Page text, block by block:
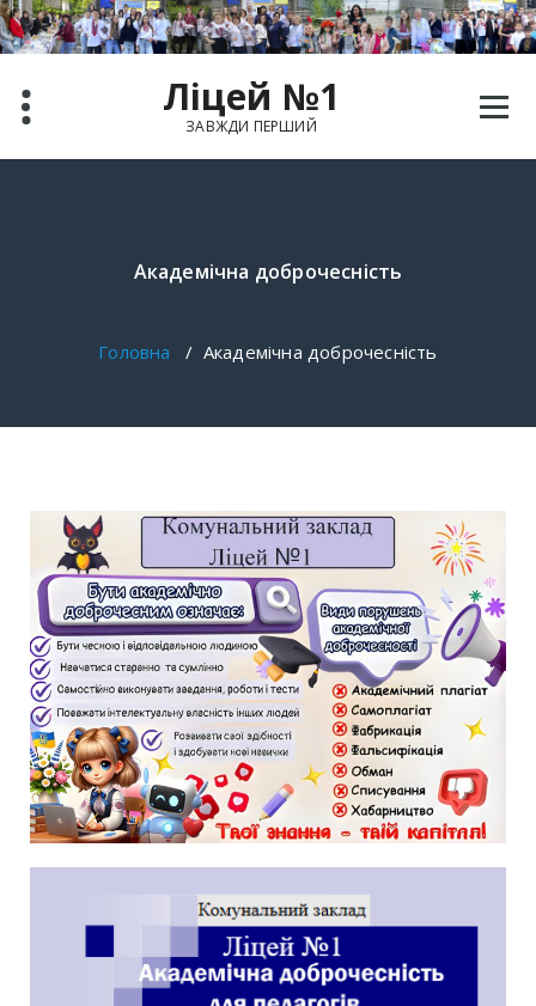
Ліцей №1
ЗАВЖДИ ПЕРШИЙ
Академічна доброчесність
Головна / Академічна доброчесність